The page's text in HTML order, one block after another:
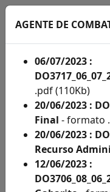
Início
Administração
Concursos
Concursos
AGENTE DE
06/07/2023 :
.pdf (110Kb)
20/06/2023 :
Final - formato
20/06/2023 :
Recurso
12/06/2023 :